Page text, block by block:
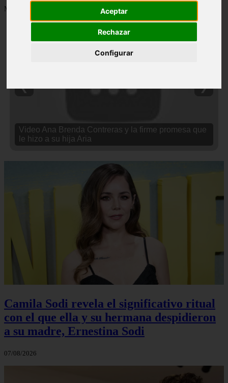
Aceptar
Rechazar
Configurar
Mostrando 1 - 24 de 2838 artículos
Video Ana Brenda Contreras y la firme promesa que
le hizo a su hija Aria
❮ ❯
Camila Sodi revela el significativo ritual
con el que ella y su hermana despidieron
a su madre, Ernestina Sodi
07/08/2026